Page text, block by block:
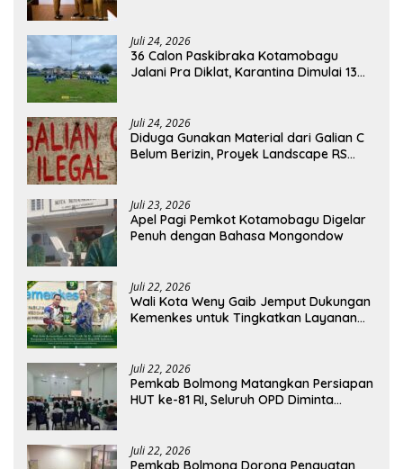
Juli 24, 2026
36 Calon Paskibraka Kotamobagu
Jalani Pra Diklat, Karantina Dimulai 13
Juli 24, 2026
Diduga Gunakan Material dari Galian C
Belum Berizin, Proyek Landscape RS
Juli 23, 2026
Apel Pagi Pemkot Kotamobagu Digelar
Penuh dengan Bahasa Mongondow
Juli 22, 2026
Wali Kota Weny Gaib Jemput Dukungan
Kemenkes untuk Tingkatkan Layanan
Juli 22, 2026
Pemkab Bolmong Matangkan Persiapan
HUT ke-81 RI, Seluruh OPD Diminta
Juli 22, 2026